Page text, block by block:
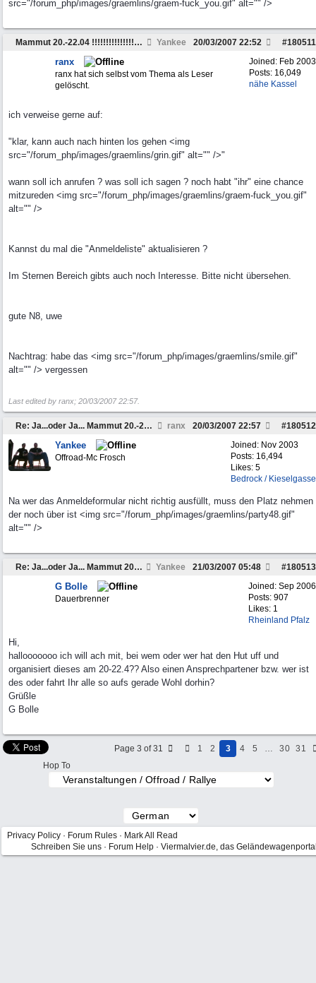
src="/forum_php/images/graemlins/graem-fuck_you.gif" alt="" />
Mammut 20.-22.04 !!!!!!!!!!!!!!!!!!!!!!!!!!!!!!!!! Yankee #180511
20/03/2007 22:52
Joined: Feb 2003
Posts: 16,049
nähe Kassel
ranx
ranx hat sich selbst vom Thema als Leser
gelöscht.
ich verweise gerne auf:
"klar, kann auch nach hinten los gehen <img
src="/forum_php/images/graemlins/grin.gif" alt="" />"
wann soll ich anrufen ? was soll ich sagen ? noch habt "ihr" eine chance
mitzureden <img src="/forum_php/images/graemlins/graem-fuck_you.gif"
alt="" />
Kannst du mal die "Anmeldeliste" aktualisieren ?
Im Sternen Bereich gibts auch noch Interesse. Bitte nicht übersehen.
gute N8, uwe
Nachtrag: habe das <img src="/forum_php/images/graemlins/smile.gif"
alt="" /> vergessen
Last edited by ranx; 20/03/2007 22:57.
Re: Ja...oder Ja... Mammut 20.-22.04 ranx #180512
20/03/2007 22:57
Joined: Nov 2003
Posts: 16,494
Likes: 5
Bedrock / Kieselgasse
Yankee
Offroad-Mc Frosch
Na wer das Anmeldeformular nicht richtig ausfüllt, muss den Platz nehmen
der noch über ist <img src="/forum_php/images/graemlins/party48.gif"
alt="" />
Re: Ja...oder Ja... Mammut 20.-22.04 Yankee #180513
21/03/2007 05:48
Joined: Sep 2006
Posts: 907
Likes: 1
Rheinland Pfalz
G Bolle
Dauerbrenner
Hi,
hallooooooo ich will ach mit, bei wem oder wer hat den Hut uff und
organisiert dieses am 20-22.4?? Also einen Ansprechpartener bzw. wer ist
des oder fahrt Ihr alle so aufs gerade Wohl dorhin?
Grüßle
G Bolle
Page 3 of 31 1 2 3 4 5 … 30 31
Hop To
Privacy Policy · Forum Rules · Mark All Read
Schreiben Sie uns · Forum Help · Viermalvier.de, das